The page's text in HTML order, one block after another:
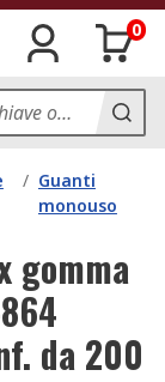
0
/ Guanti
monouso
gomma
da 200